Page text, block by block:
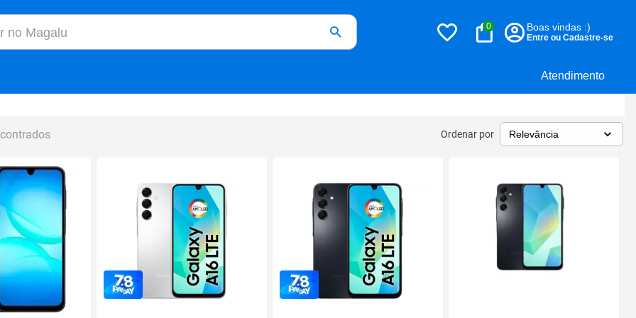
Atendimento
Magalu
0 Boas vindas :)
Entre ou Cadastre-se
Ordenar por